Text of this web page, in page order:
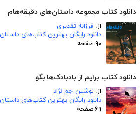
دانلود کتاب مجموعه داستان‌های دقیقه‌هام
از: فرزانه تقدیری
دانلود رایگان بهترین کتاب‌های داستان
۹۰ صفحه
دانلود کتاب برایم از بادبادک‌ها بگو
از: نوشین جم نژاد
دانلود رایگان بهترین کتاب‌های داستان
۶۹ صفحه